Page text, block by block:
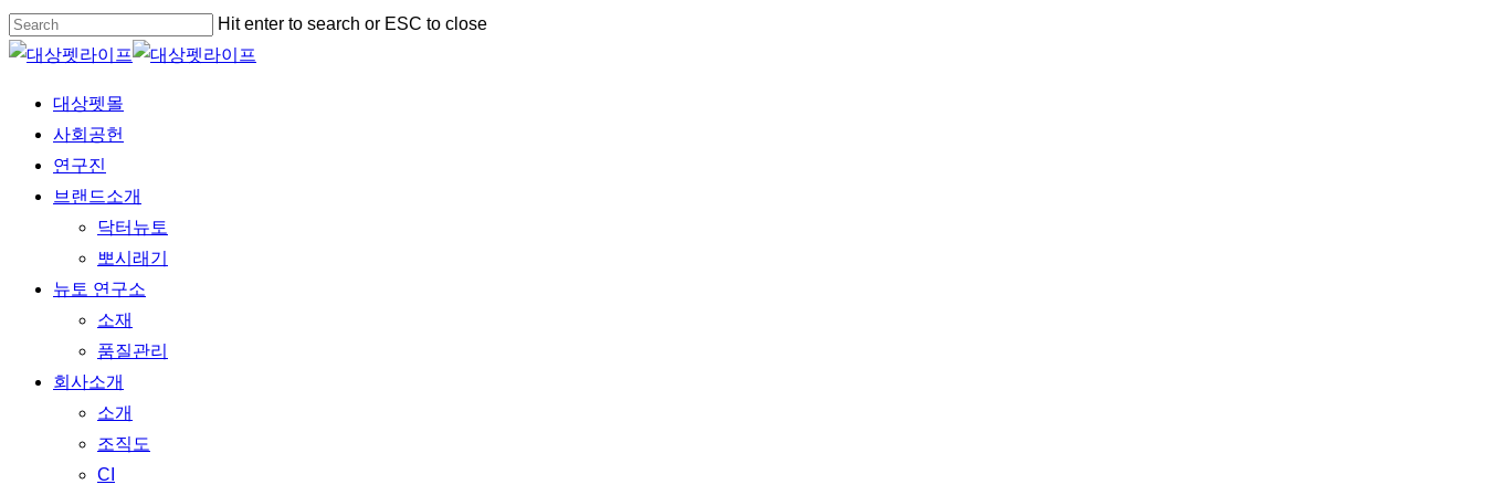
Skip
to
content
Hit enter to search or ESC to close
Close
Menu 대상펫몰
사회공헌
연구진
브랜드소개
닥터뉴토
뽀시래기
뉴토 연구소
소재
품질관리
회사소개
소개
조직도
CI